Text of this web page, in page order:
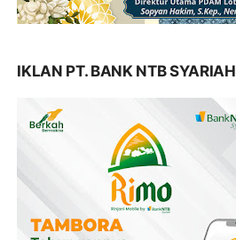
IKLAN PT. BANK NTB SYARIAH